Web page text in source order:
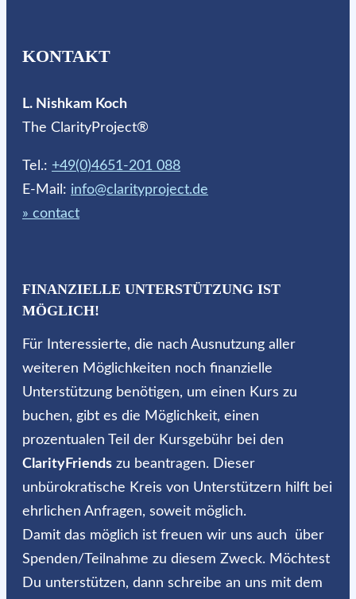
KONTAKT
L. Nishkam Koch
The ClarityProject®
Tel.: +49(0)4651-201 088
E-Mail: info@clarityproject.de
» contact
FINANZIELLE UNTERSTÜTZUNG IST
MÖGLICH!
Für Interessierte, die nach Ausnutzung aller
weiteren Möglichkeiten noch finanzielle
Unterstützung benötigen, um einen Kurs zu
buchen, gibt es die Möglichkeit, einen
prozentualen Teil der Kursgebühr bei den
ClarityFriends zu beantragen. Dieser
unbürokratische Kreis von Unterstützern hilft bei
ehrlichen Anfragen, soweit möglich.
Damit das möglich ist freuen wir uns auch über
Spenden/Teilnahme zu diesem Zweck. Möchtest
Du unterstützen, dann schreibe an uns mit dem